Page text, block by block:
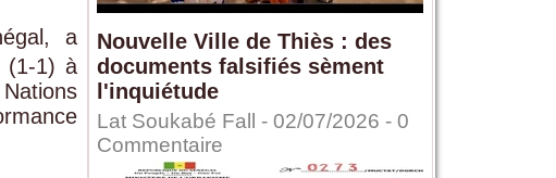
a
(1-1) à
Nouvelle Ville de Thiès : des
documents falsifiés sèment
l'inquiétude
Lat Soukabé Fall - 02/07/2026 - 0
Commentaire